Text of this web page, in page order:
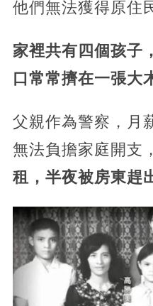
他們無法獲得原住
家裡共有四個孩子
口常常擠在一張大
父親作為警察， 月
無法負擔家庭開支，
租，半夜被房東趕